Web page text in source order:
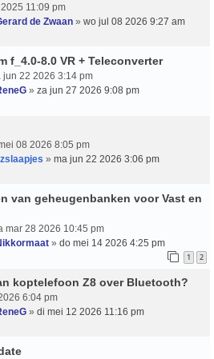
11:09 pm
de Zwaan » wo jul 08 2026 9:27 am
f_4.0-8.0 VR + Teleconverter
jun 22 2026 3:14 pm
» za jun 27 2026 9:08 pm
08 2026 8:05 pm
» ma jun 22 2026 3:06 pm
van geheugenbanken voor Vast en
mar 28 2026 10:45 pm
» do mei 14 2026 4:25 pm
1 2
koptelefoon Z8 over Bluetooth?
6:04 pm
» di mei 12 2026 11:16 pm